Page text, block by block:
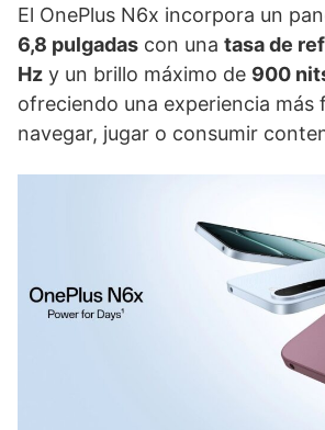
El OnePlus N6x incorpora un
6,8 pulgadas con una tasa de
Hz y un brillo máximo de 900
ofreciendo una experiencia más
navegar, jugar o consumir